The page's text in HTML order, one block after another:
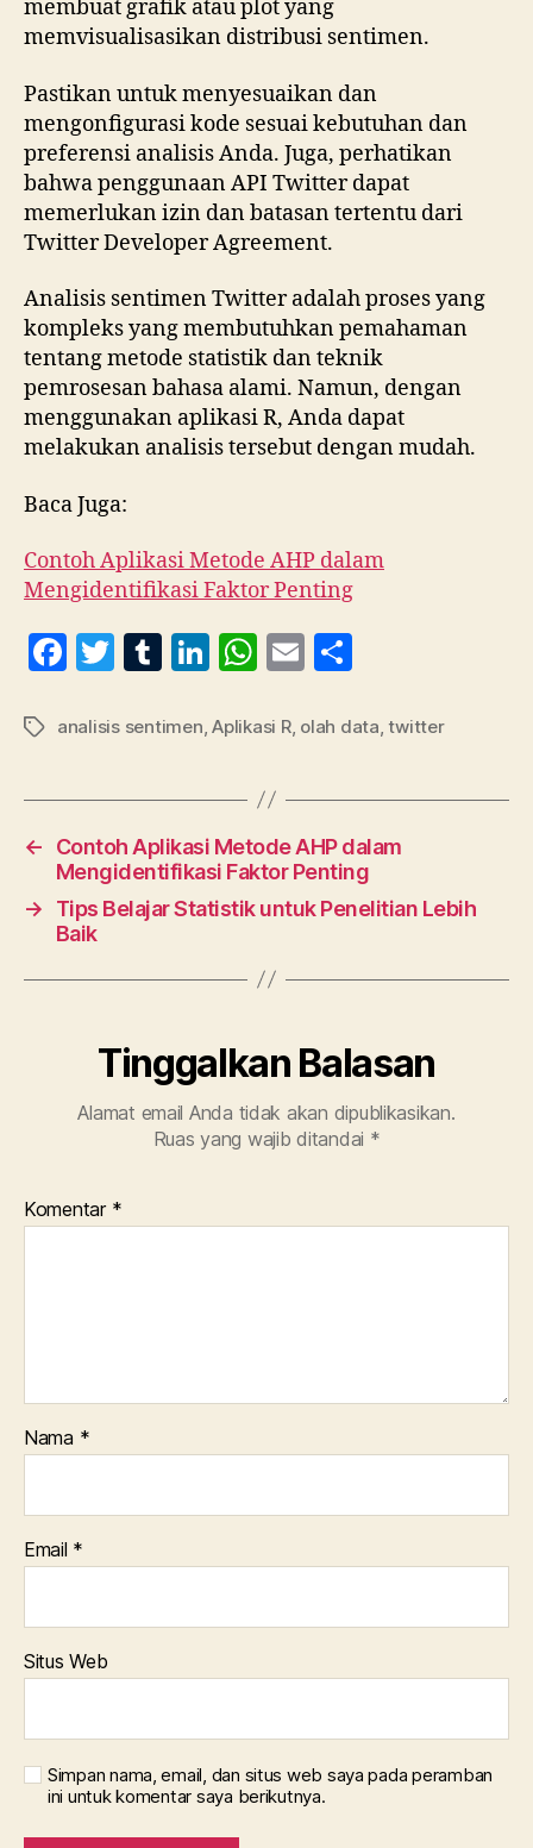
membuat grafik atau plot yang
memvisualisasikan distribusi sentimen.
Pastikan untuk menyesuaikan dan
mengonfigurasi kode sesuai kebutuhan dan
preferensi analisis Anda. Juga, perhatikan
bahwa penggunaan API Twitter dapat
memerlukan izin dan batasan tertentu dari
Twitter Developer Agreement.
Analisis sentimen Twitter adalah proses yang
kompleks yang membutuhkan pemahaman
tentang metode statistik dan teknik
pemrosesan bahasa alami. Namun, dengan
menggunakan aplikasi R, Anda dapat
melakukan analisis tersebut dengan mudah.
Baca Juga:
Contoh Aplikasi Metode AHP dalam
Mengidentifikasi Faktor Penting
F
c
b
o
o
k
T
itt
T
m
r
Li
k
dI
n
W
at
A
p
p
E
ai a
Tag analisis sentimen ,Aplikasi R, olah data ,twitter
←
Contoh Aplikasi Metode AHP dalam
Mengidentifikasi Faktor Penting
→
Tips Belajar Statistik untuk Penelitian Lebih
Baik
Tinggalkan Balasan
Alamat email Anda tidak akan dipublikasikan.
Ruas yang wajib ditandai *
Komentar *
Nama *
Email *
Situs Web
Simpan nama, email, dan situs web saya pada peramban
ini untuk komentar saya berikutnya.